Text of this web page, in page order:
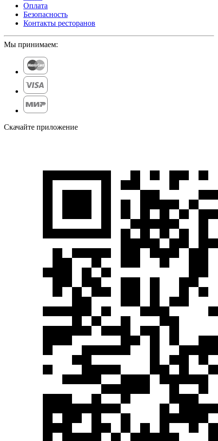
Оплата
Безопасность
Контакты ресторанов
Мы принимаем:
Скачайте приложение